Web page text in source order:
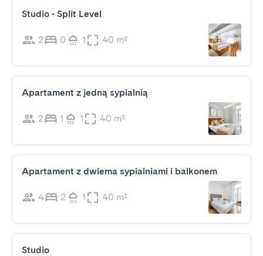
Studio - Split Level
2 0 1 40 m²
Apartament z jedną sypialnią
2 1 1 40 m²
Apartament z dwiema sypialniami i balkonem
4 2 1 40 m²
Studio